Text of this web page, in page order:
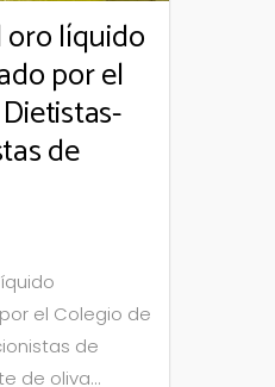
oro líquido
por el
de
el Colegio de
de
de oliva...